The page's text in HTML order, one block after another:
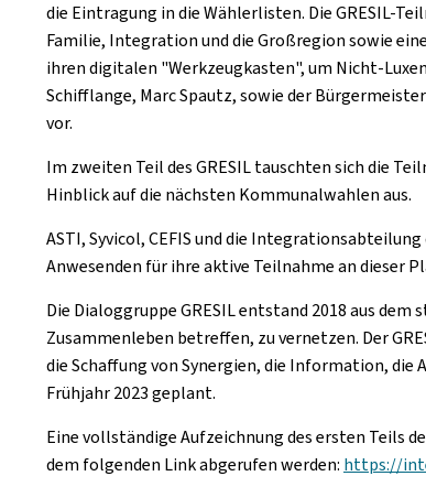
die Eintragung in die Wählerlisten. Die GRESIL-
Familie, Integration und die Großregion sowie
ihren digitalen "Werkzeugkasten", um Nicht-
Schifflange, Marc Spautz, sowie der
vor.
Im zweiten Teil des GRESIL tauschten sich die
Hinblick auf die nächsten Kommunalwahlen aus.
ASTI, Syvicol, CEFIS und die
Anwesenden für ihre aktive Teilnahme an dieser
Die Dialoggruppe GRESIL entstand 2018 aus
Zusammenleben betreffen, zu vernetzen. Der
die Schaffung von Synergien, die Information, die
Frühjahr 2023 geplant.
Eine vollständige Aufzeichnung des ersten Teils
dem folgenden Link abgerufen werden: https://